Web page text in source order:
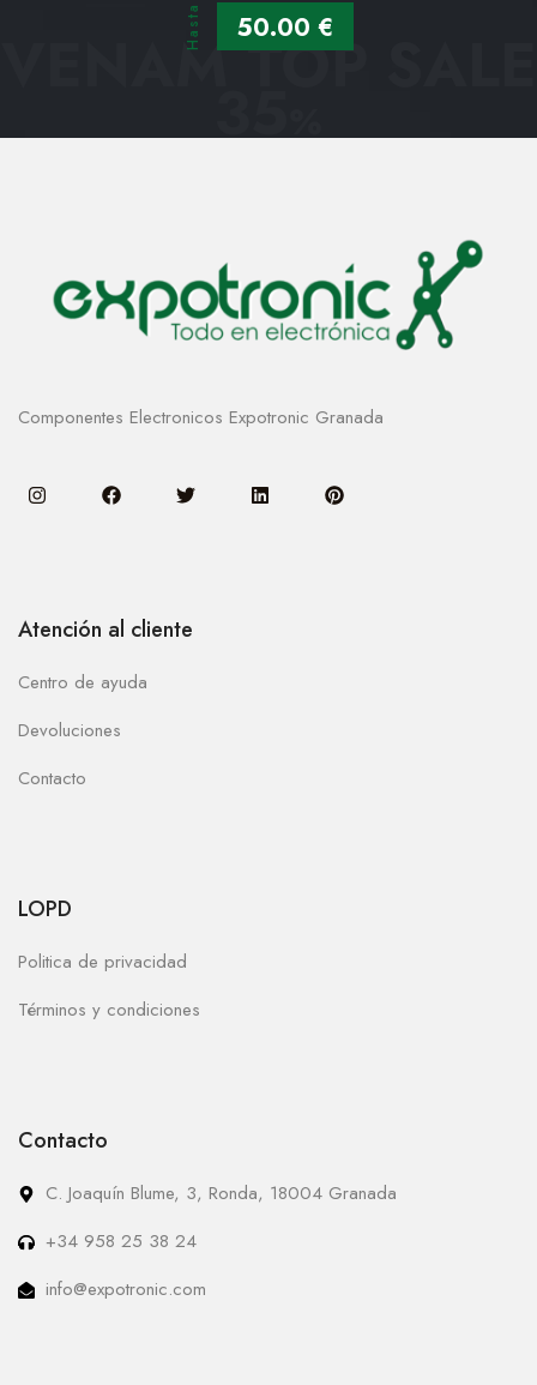
Hasta 50.00 €
VENAM TOP SALE
35
Componentes Electronicos Expotronic Granada
Atención al cliente
Centro de ayuda
Devoluciones
Contacto
LOPD
Politica de privacidad
Términos y condiciones
Contacto
C. Joaquín Blume, 3, Ronda, 18004 Granada
+34 958 25 38 24
info@expotronic.com